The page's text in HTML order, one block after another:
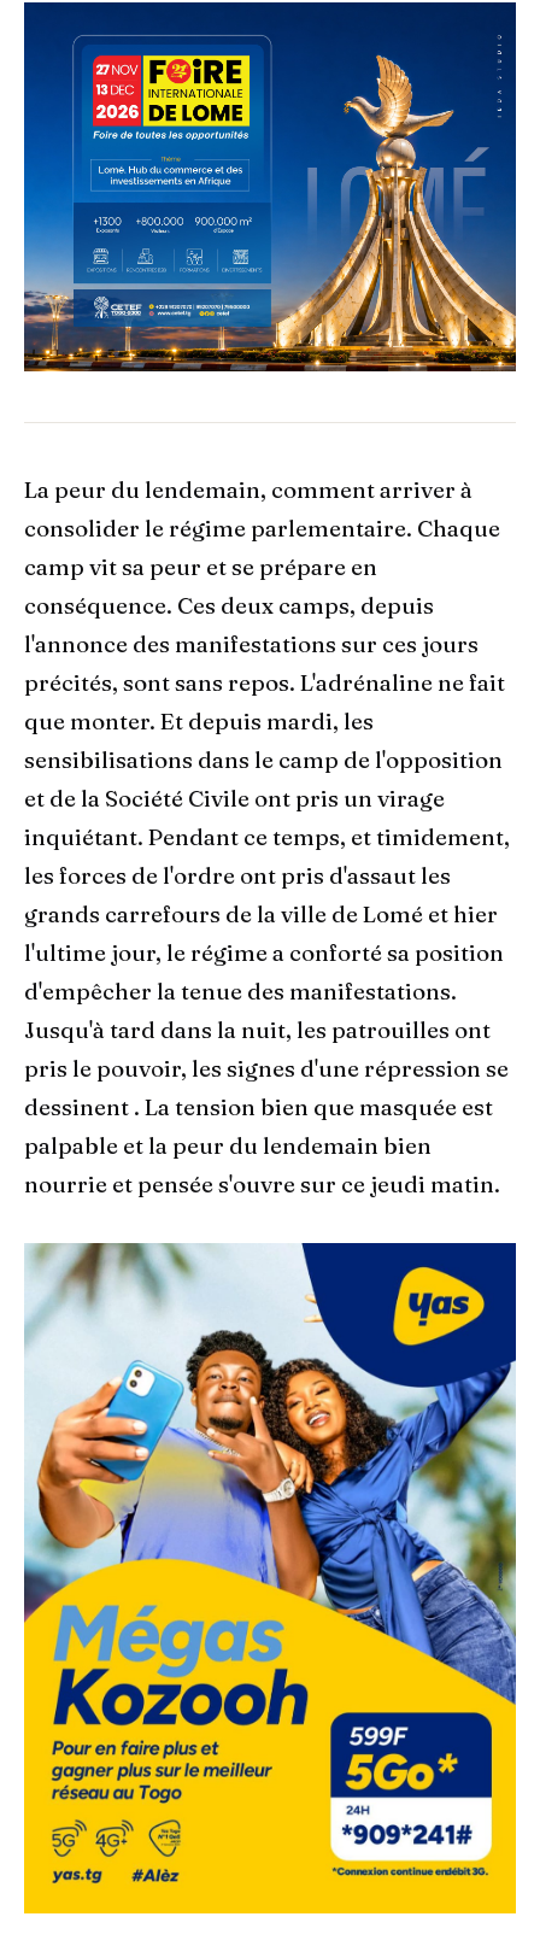
La peur du lendemain, comment arriver à
consolider le régime parlementaire. Chaque
camp vit sa peur et se prépare en
conséquence. Ces deux camps, depuis
l'annonce des manifestations sur ces jours
précités, sont sans repos. L'adrénaline ne fait
que monter. Et depuis mardi, les
sensibilisations dans le camp de l'opposition
et de la Société Civile ont pris un virage
inquiétant. Pendant ce temps, et timidement,
les forces de l'ordre ont pris d'assaut les
grands carrefours de la ville de Lomé et hier
l'ultime jour, le régime a conforté sa position
d'empêcher la tenue des manifestations.
Jusqu'à tard dans la nuit, les patrouilles ont
pris le pouvoir, les signes d'une répression se
dessinent . La tension bien que masquée est
palpable et la peur du lendemain bien
nourrie et pensée s'ouvre sur ce jeudi matin.